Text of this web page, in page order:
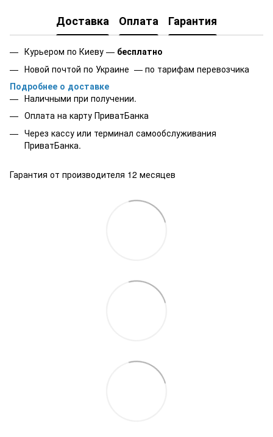
Доставка Оплата Гарантия
Курьером по Киеву — бесплатно
Новой почтой по Украине — по тарифам перевозчика
Подробнее о доставке
Наличными при получении.
Оплата на карту ПриватБанка
Через кассу или терминал самообслуживания
ПриватБанка.
Гарантия от производителя 12 месяцев